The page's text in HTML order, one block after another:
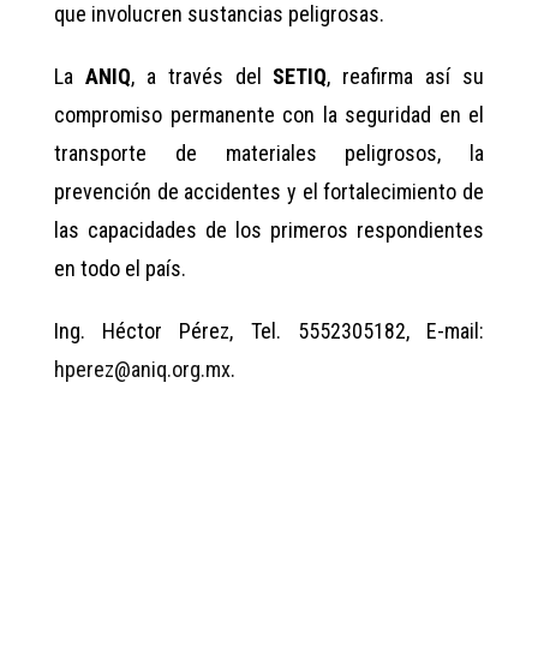
que involucren sustancias peligrosas.
La ANIQ, a través del SETIQ, reafirma así su
compromiso permanente con la seguridad en el
transporte de materiales peligrosos, la
prevención de accidentes y el fortalecimiento de
las capacidades de los primeros respondientes
en todo el país.
Ing. Héctor Pérez, Tel. 5552305182, E-mail:
hperez@aniq.org.mx.